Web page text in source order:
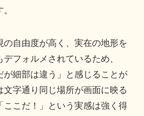
の自由度が高く、実在の地形を
フォルメされているため、
が細部は違う」と感じることが
文字通り同じ場所が画面に映る
ここだ！」という実感は強く得